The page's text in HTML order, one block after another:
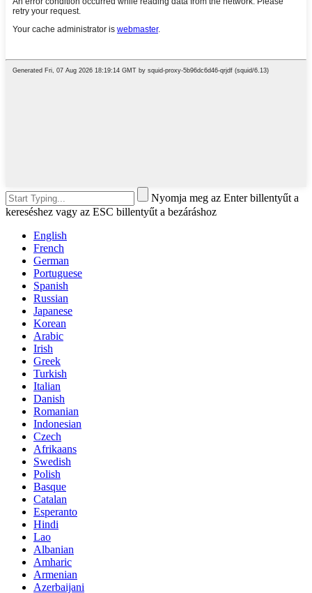
Nyomja meg az Enter billentyűt a
kereséshez vagy az ESC billentyűt a bezáráshoz
English
French
German
Portuguese
Spanish
Russian
Japanese
Korean
Arabic
Irish
Greek
Turkish
Italian
Danish
Romanian
Indonesian
Czech
Afrikaans
Swedish
Polish
Basque
Catalan
Esperanto
Hindi
Lao
Albanian
Amharic
Armenian
Azerbaijani